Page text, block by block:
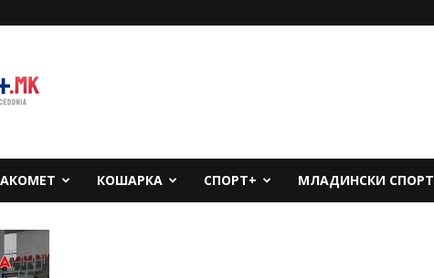
КОШАРКА СПОРТ+ МЛАДИНСКИ СПОРТ